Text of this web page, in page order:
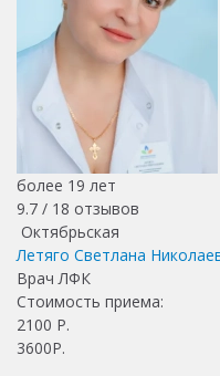
более 19 лет
9.7 / 18 отзывов
Октябрьская
Летяго Светлана
Врач ЛФК
Стоимость приема:
2100 Р.
3600Р.